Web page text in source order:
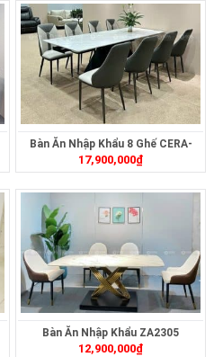
Bàn Ăn Nhập Khẩu 8 Ghế CERA-
2311
17,900,000₫
Bàn Ăn Nhập Khẩu ZA2305
12,900,000₫